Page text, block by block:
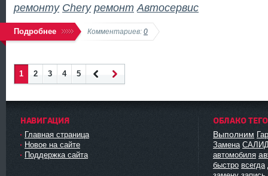
ремонту Chery ремонт Автосервис
Подробнее Комментариев: 0
1 2 3 4
5
НАВИГАЦИЯ
Главная страница
Новое на сайте
Поддержка сайта
ОБЛАКО
Выполним
Замена
автомобиля
быстро всегда